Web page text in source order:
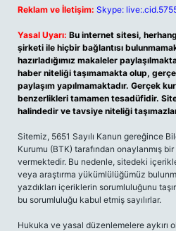
Reklam ve İletişim: Skype:
Yasal Uyarı: Bu internet sitesi,
şirketi ile hiçbir bağlantısı
hazırladığımız makaleler
haber niteliği taşımamakta olup,
paylaşım yapılmamaktadır. Gerçek
benzerlikleri tamamen tesadüfidir.
halindedir ve tavsiye niteliği
Sitemiz, 5651 Sayılı Kanun gereğince
Kurumu (BTK) tarafından onaylanmış
vermektedir. Bu nedenle, sitedeki
veya araştırma yükümlülüğümüz
yazdıkları içeriklerin sorumluluğunu
bu sorumluluğu kabul etmiş sayılırlar.
Hukuka ve yasal düzenlemelere aykırı